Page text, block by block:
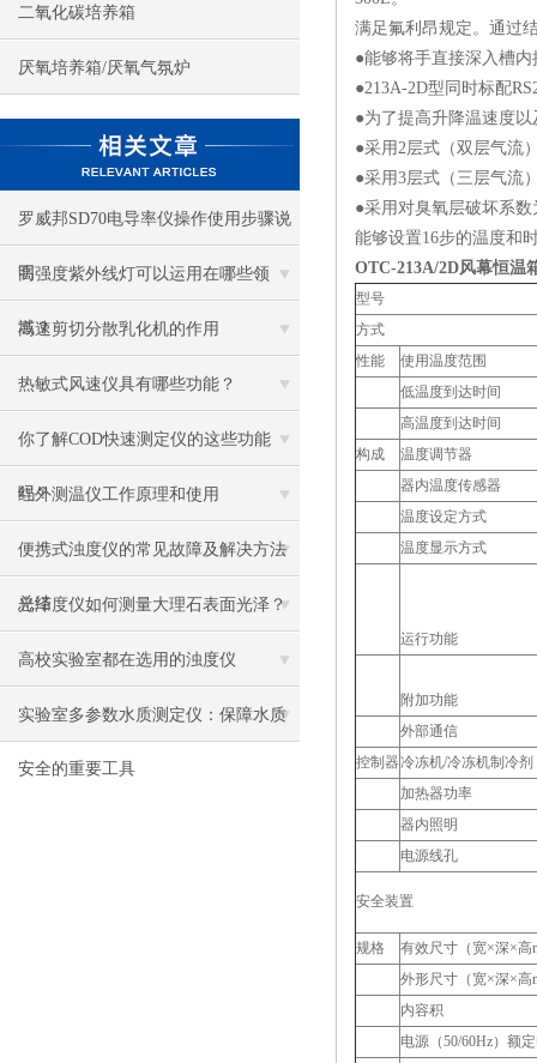
二氧化碳培养箱
厌氧培养箱/厌氧气氛炉
罗威邦SD70电导率仪操作使用步骤说
明
高强度紫外线灯可以运用在哪些领
域？
高速剪切分散乳化机的作用
热敏式风速仪具有哪些功能？
你了解COD快速测定仪的这些功能
吗？
红外测温仪工作原理和使用
便携式浊度仪的常见故障及解决方法
总结
光泽度仪如何测量大理石表面光泽？
高校实验室都在选用的浊度仪
实验室多参数水质测定仪：保障水质
安全的重要工具
满足氟利昂规定。通过
●能够将手直接深入槽
●213A-2D型同时标配
●为了提高升降温速度
●采用2层式（双层气流
●采用3层式（三层气流
●采用对臭氧层破坏系数
能够设置16步的温度和
OTC-213A/2D风幕恒温
型号
方式
性能
使用温度范围
低温度到达时间
高温度到达时间
构成
温度调节器
器内温度传感器
温度设定方式
温度显示方式
运行功能
附加功能
外部通信
控制器冷冻机/冷冻机制冷剂
加热器功率
器内照明
电源线孔
安全装置
规格
有效尺寸（宽×深×高
外形尺寸（宽×深×高
内容积
电源（50/60Hz）额